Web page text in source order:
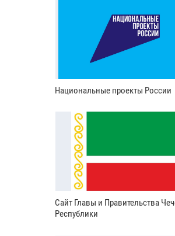
Национальные проекты России
Сайт Главы и Правительства
Республики